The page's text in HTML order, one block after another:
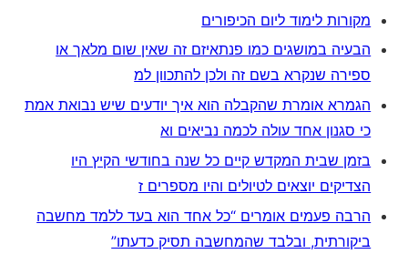
מקורות לימוד ליום הכיפורים
הבעיה במושגים כמו פנתאיזם זה שאין שום מלאך או
ספירה שנקרא בשם זה ולכן להתכוון למ
הגמרא אומרת שהקבלה הוא איך יודעים שיש נבואת אמת
כי סגנון אחד עולה לכמה נביאים וא
בזמן שבית המקדש קיים כל שנה בחודשי הקיץ היו
הצדיקים יוצאים לטיולים והיו מספרים ז
הרבה פעמים אומרים “כל אחד הוא בעד ללמד מחשבה
ביקורתית, ובלבד שהמחשבה תסיק כדעתו”